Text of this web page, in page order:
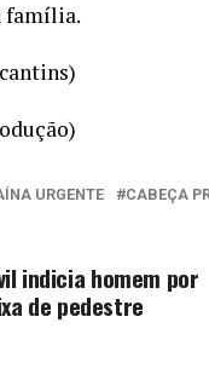
família.
URGENTE CABEÇA
indicia homem por
de pedestre